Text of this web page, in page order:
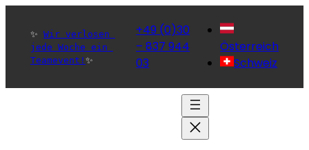
✨ Wir verlosen
jede Woche ein
Teamevent! ✨
+49 (0)30
– 837 944
03
Österreich
Schweiz